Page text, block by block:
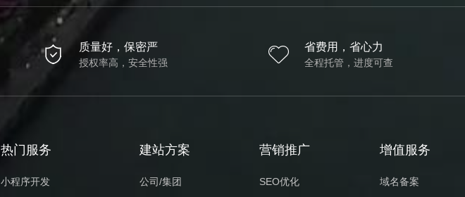
质量好，保密严
授权率高，安全性强
省费用，省心力
全程托管，进度可查
热门服务
小程序开发
建站方案
公司/集团
营销推广
SEO优化
增值服务
域名备案